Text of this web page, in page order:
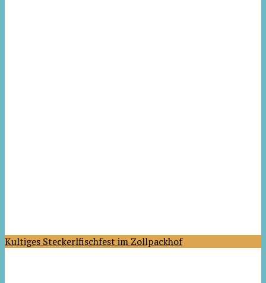
Kultiges Steckerlfischfest im Zollpackhof